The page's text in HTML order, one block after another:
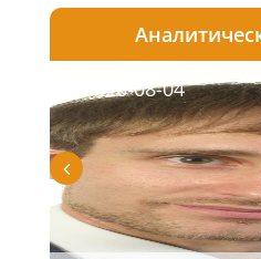
2026-08-04